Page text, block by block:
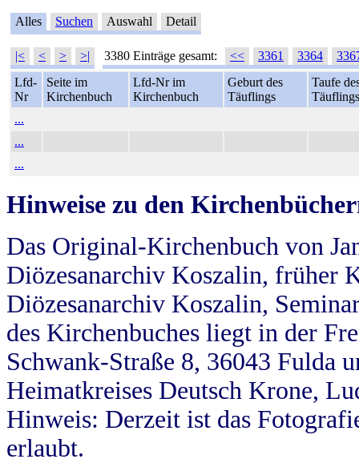
Alles Suchen Auswahl Detail
|< < > >| 3380 Einträge gesamt: << 3361 3364
Lfd-
Nr
Seite im
Kirchenbuch
Lfd-Nr im
Kirchenbuch
Geburt des
Täuflings
Taufe
Täuflings
...
...
...
Hinweise zu den
Das Original-Kirchenbuch von
Diözesanarchiv Koszalin, früher
Diözesanarchiv Koszalin,
des Kirchenbuches liegt in der
Schwank-Straße 8, 36043 Fulda
Heimatkreises Deutsch Krone,
Hinweis: Derzeit ist das
erlaubt.